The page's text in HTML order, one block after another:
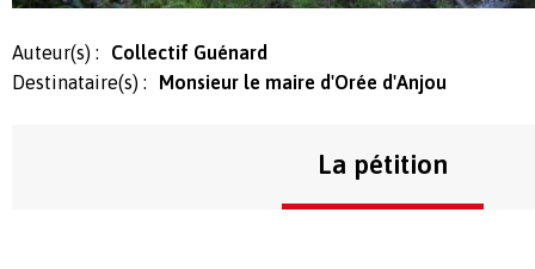
Auteur(s) :
Collectif Guénard
Destinataire(s) :
Monsieur le maire d'Orée d'Anjou
La pétition